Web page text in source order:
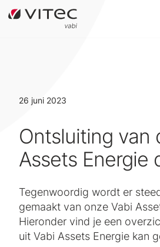
26 juni 2023
Ontsluiting van
Assets Energie
Tegenwoordig wordt er
gemaakt van onze Vabi
Hieronder vind je een
uit Vabi Assets Energie kan